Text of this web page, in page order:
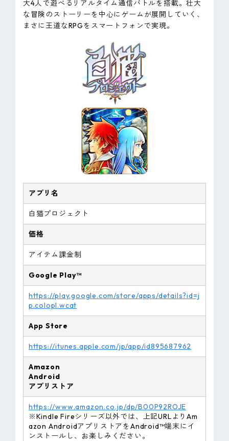
大4人で遊べるリアルタイム通信バトルを搭載。壮大
な冒険のストーリーを中心にゲームが展開していく、
まさに王道なRPGをスマートフォンで実現。
アプリ名
白猫プロジェクト
価格
アイテム課金制
Google Play™
https://play.google.com/store/apps/details?id=j
p.colopl.wcat
App Store
https://itunes.apple.com/jp/app/id895687962
Amazon
Android
アプリストア
https://www.amazon.co.jp/dp/B00P92ROJE
※Kindle Fireシリーズ以外では、上記URLよりAm
azon AndroidアプリストアをAndroid™端末にイ
ンストールし、お楽しみください。